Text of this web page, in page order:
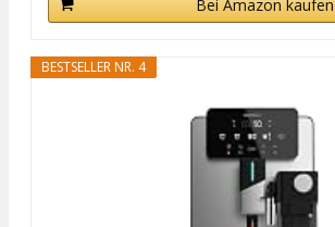
Bei Amazon kaufen
BESTSELLER NR. 4